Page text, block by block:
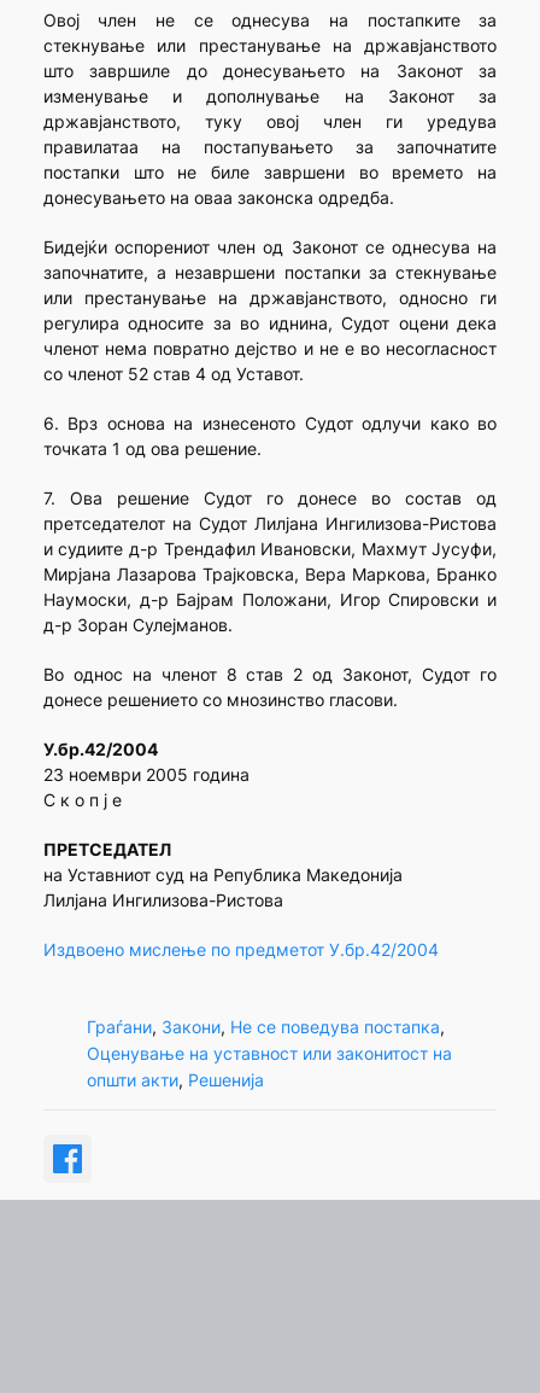
Овој член не се однесува на постапките за
стекнување или престанување на државјанството
што завршиле до донесувањето на Законот за
изменување и дополнување на Законот за
државјанството, туку овој член ги уредува
правилатаа на постапувањето за започнатите
постапки што не биле завршени во времето на
донесувањето на оваа законска одредба.
Бидејќи оспорениот член од Законот се однесува на
започнатите, а незавршени постапки за стекнување
или престанување на државјанството, односно ги
регулира односите за во иднина, Судот оцени дека
членот нема повратно дејство и не е во несогласност
со членот 52 став 4 од Уставот.
6. Врз основа на изнесеното Судот одлучи како во
точката 1 од ова решение.
7. Ова решение Судот го донесе во состав од
претседателот на Судот Лилјана Ингилизова-Ристова
и судиите д-р Трендафил Ивановски, Махмут Јусуфи,
Мирјана Лазарова Трајковска, Вера Маркова, Бранко
Наумоски, д-р Бајрам Положани, Игор Спировски и
д-р Зоран Сулејманов.
Во однос на членот 8 став 2 од Законот, Судот го
донесе решението со мнозинство гласови.
У.бр.42/2004
23 ноември 2005 година
С к о п ј е
ПРЕТСЕДАТЕЛ
на Уставниот суд на Република Македонија
Лилјана Ингилизова-Ристова
Издвоено мислење по предметот У.бр.42/2004
Граѓани, Закони, Не се поведува постапка
Оценување на уставност или законитост на
општи акти, Решенија